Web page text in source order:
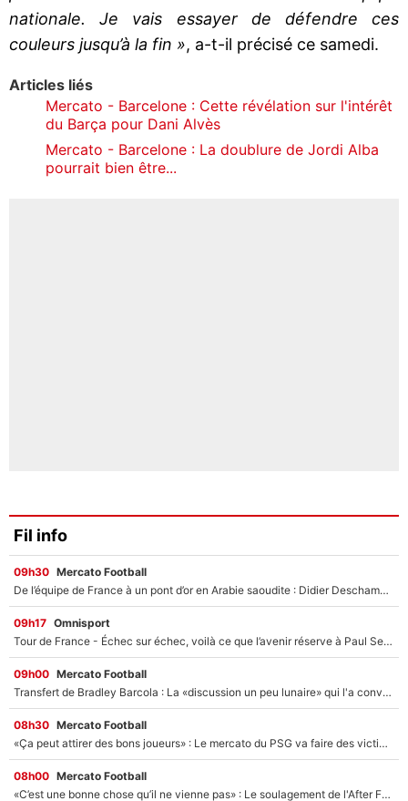
nationale. Je vais essayer de défendre ces
couleurs jusqu’à la fin », a-t-il précisé ce samedi.
Articles liés
Mercato - Barcelone : Cette révélation sur l'intérêt
du Barça pour Dani Alvès
Mercato - Barcelone : La doublure de Jordi Alba
pourrait bien être...
Fil info
09h30 Mercato Football
De l’équipe de France à un pont d’or en Arabie saoudite : Didier Deschamps a donné sa réponse !
09h17 Omnisport
Tour de France - Échec sur échec, voilà ce que l’avenir réserve à Paul Seixas : «Tant qu’il y aura un Pogacar comme celui-là...»
09h00 Mercato Football
Transfert de Bradley Barcola : La «discussion un peu lunaire» qui l'a convaincu de quitter le PSG, son entourage est pointé du doigt
08h30 Mercato Football
«Ça peut attirer des bons joueurs» : Le mercato du PSG va faire des victimes dans l'effectif de Luis Enrique ?
08h00 Mercato Football
«C’est une bonne chose qu’il ne vienne pas» : Le soulagement de l'After Foot après le transfert avorté de Yan Diomandé au PSG